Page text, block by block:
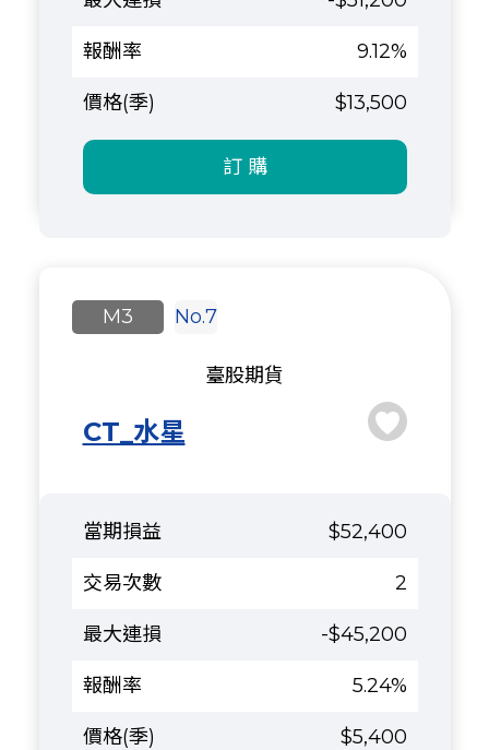
9.12%
$13,500
訂 購
No.7
CT_水星
臺股期貨
M3
$52,400
2
-$45,200
5.24%
$5,400